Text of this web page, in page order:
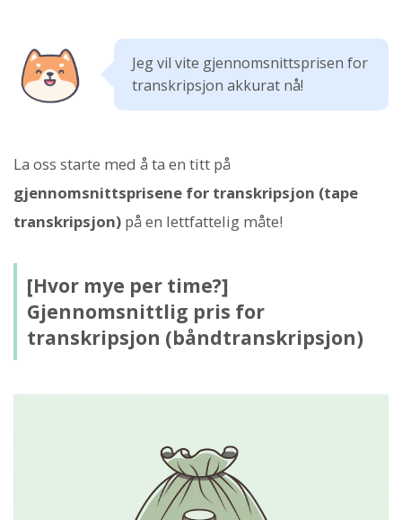
Jeg vil vite gjennomsnittsprisen for
transkripsjon akkurat nå!
La oss starte med å ta en titt på
gjennomsnittsprisene for transkripsjon (tape
transkripsjon) på en lettfattelig måte!
[Hvor mye per time?]
Gjennomsnittlig pris for
transkripsjon (båndtranskripsjon)